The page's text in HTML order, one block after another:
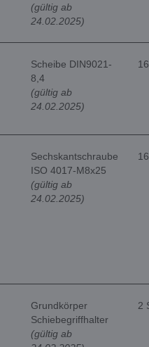
(gültig ab
24.02.2025)
Scheibe DIN9021-
8,4
(gültig ab
24.02.2025)
Sechskantschraube
ISO 4017-M8x25
(gültig ab
24.02.2025)
Grundkörper
Schiebegriffhalter
(gültig ab
2